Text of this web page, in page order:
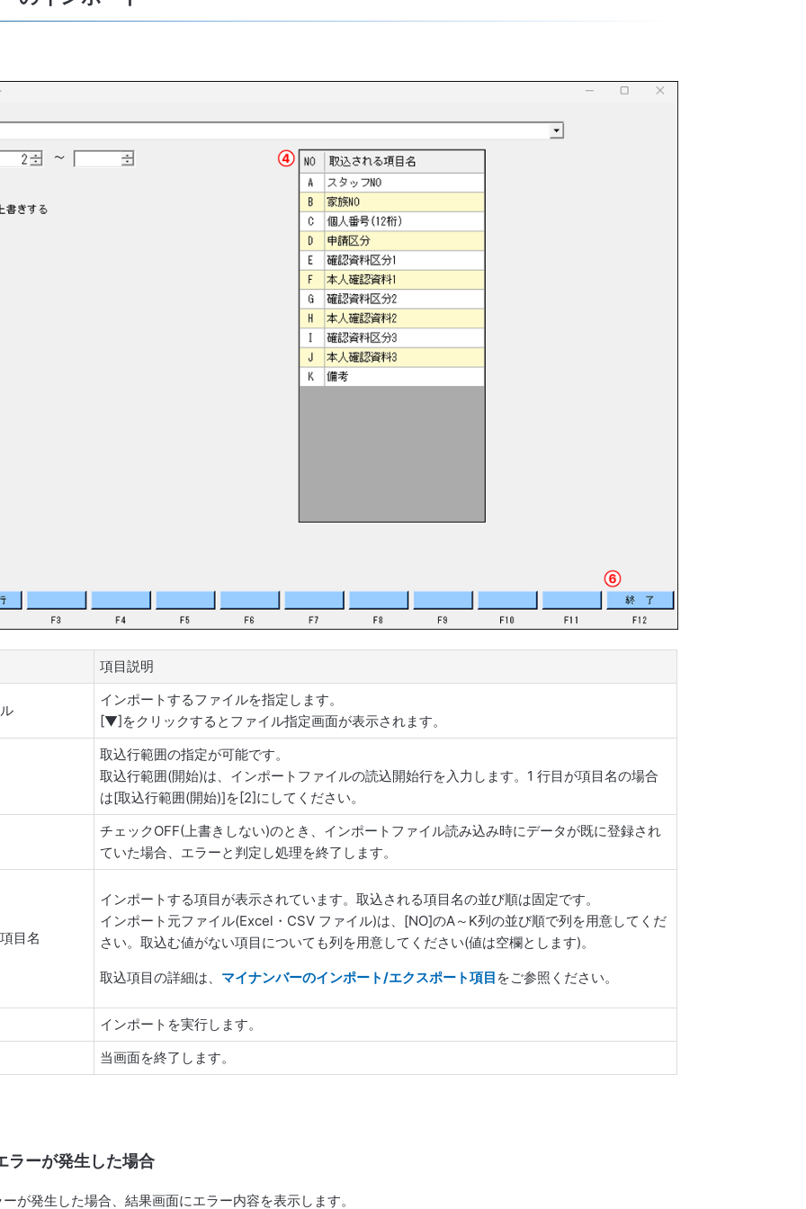
項目説明
インポートするファイルを指定します。
[▼]をクリックするとファイル指定画面が表示されます。
取込行範囲の指定が可能です。
取込行範囲(開始)は、インポートファイルの読込開始行を入力します。1 行目が項目名の場合
は[取込行範囲(開始)]を[2]にしてください。
チェックOFF(上書きしない)のとき、インポートファイル読み込み時にデータが既に登録され
ていた場合、エラーと判定し処理を終了します。
目名
インポートする項目が表示されています。取込される項目名の並び順は固定です。
インポート元ファイル(Excel・CSV ファイル)は、[NO]のA～K列の並び順で列を用意してくだ
さい。取込む値がない項目についても列を用意してください(値は空欄とします)。
取込項目の詳細は、 マイナンバーのインポート/エクスポート項目 をご参照ください。
インポートを実行します。
当画面を終了します。
ラーが発生した場合
が発生した場合、結果画面にエラー内容を表示します。